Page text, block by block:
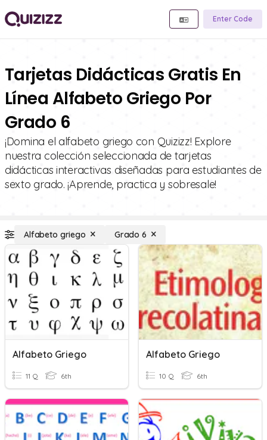
Enter Code
Tarjetas Didácticas Gratis En
Línea Alfabeto Griego Por
Grado 6
¡Domina el alfabeto griego con Quizizz! Explore
nuestra colección seleccionada de tarjetas
didácticas interactivas diseñadas para estudiantes de
sexto grado. ¡Aprende, practica y sobresale!
Alfabeto griego Grado 6
Alfabeto Griego
11 Q 6th
Alfabeto Griego
10 Q 6th